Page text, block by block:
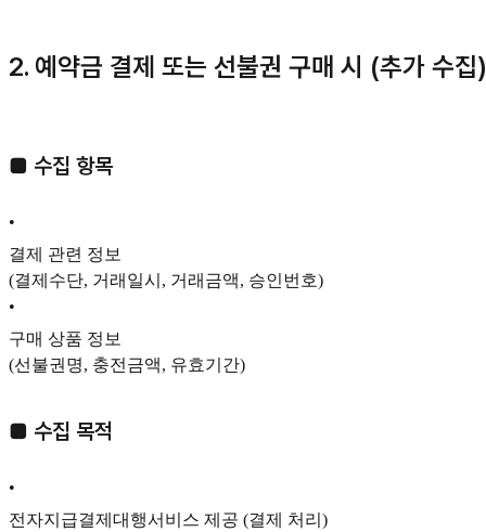
2. 예약금 결제 또는 선불권 구매 시 (추가 수집)
■ 수집 항목
•
결제 관련 정보
(결제수단, 거래일시, 거래금액, 승인번호)
•
구매 상품 정보
(선불권명, 충전금액, 유효기간)
■ 수집 목적
•
전자지급결제대행서비스 제공 (결제 처리)